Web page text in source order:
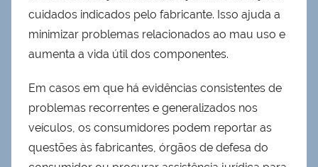
cuidados indicados pelo fabricante. Isso ajuda a
minimizar problemas relacionados ao mau uso e
aumenta a vida útil dos componentes.
Em casos em que há evidências consistentes de
problemas recorrentes e generalizados nos
veículos, os consumidores podem reportar as
questões às fabricantes, órgãos de defesa do